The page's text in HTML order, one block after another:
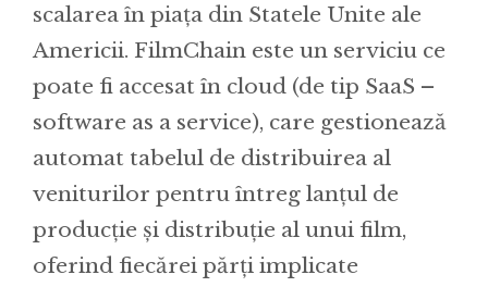
scalarea în piața din Statele Unite ale
Americii. FilmChain este un serviciu ce
poate fi accesat în cloud (de tip SaaS –
software as a service), care gestionează
automat tabelul de distribuirea al
veniturilor pentru întreg lanțul de
producție și distribuție al unui film,
oferind fiecărei părți implicate